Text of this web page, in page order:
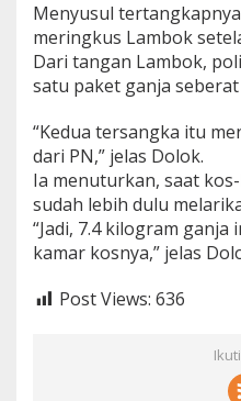
Menyusul
meringkus Lambok
Dari tangan Lambok,
satu paket ganja seberat
“Kedua tersangka itu
dari PN,” jelas Dolok.
Ia menuturkan, saat
sudah lebih dulu
“Jadi, 7.4 kilogram
kamar kosnya,” jelas
Post Views: 636